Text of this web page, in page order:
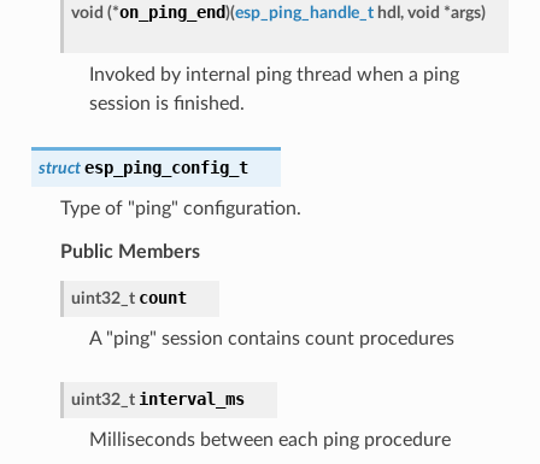
void (*on_ping_end)(esp_ping_handle_t hdl , void *args)
Invoked by internal ping thread when a ping
session is finished.
struct esp_ping_config_t
Type of "ping" configuration.
Public Members
uint32_t count
A "ping" session contains count procedures
uint32_t interval_ms
Milliseconds between each ping procedure